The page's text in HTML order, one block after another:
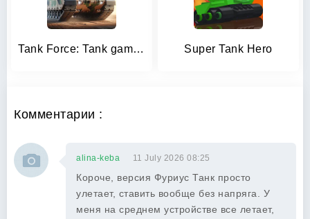
Tank Force: Tank games blitz Super Tank Hero
Комментарии :
alina-keba 11 July 2026 08:25
Короче, версия Фуриус Танк просто
улетает, ставить вообще без напряга. У
меня на среднем устройстве все летает,